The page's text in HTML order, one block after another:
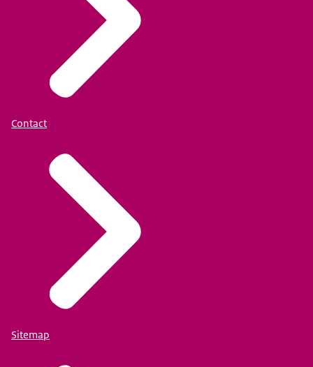
Contact
Sitemap